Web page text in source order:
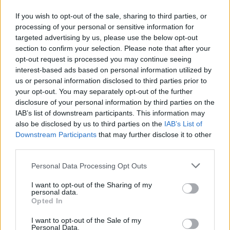
If you wish to opt-out of the sale, sharing to third parties, or
processing of your personal or sensitive information for
targeted advertising by us, please use the below opt-out
section to confirm your selection. Please note that after your
opt-out request is processed you may continue seeing
interest-based ads based on personal information utilized by
us or personal information disclosed to third parties prior to
your opt-out. You may separately opt-out of the further
disclosure of your personal information by third parties on the
IAB’s list of downstream participants. This information may
also be disclosed by us to third parties on the IAB’s List of
Downstream Participants that may further disclose it to other
Personal Data Processing Opt Outs
I want to opt-out of the Sharing of my
personal data.
Opted In
I want to opt-out of the Sale of my
Personal Data.
Börja prenumerera för att läsa detta innehåll.
Starta din prenumerationhär
Eller logga in på ditt konto nedan:
Username or E-mail
Password
Remember Me